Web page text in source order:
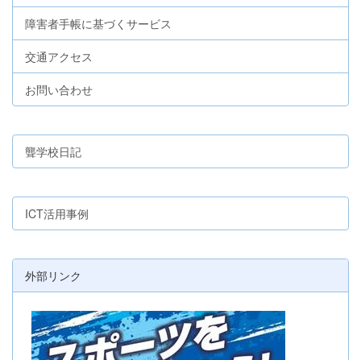
障害者手帳に基づくサービス
交通アクセス
お問い合わせ
聾学校日記
ICT活用事例
外部リンク